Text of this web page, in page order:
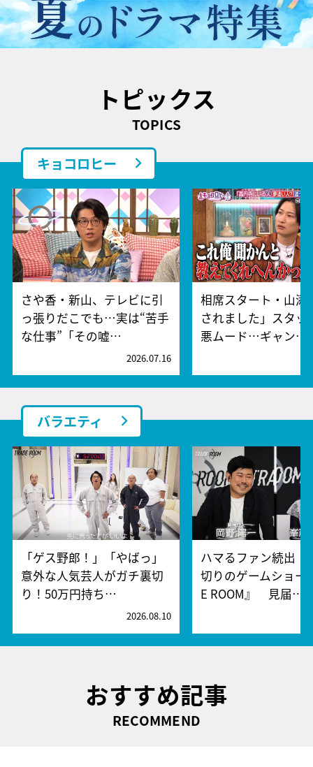
トピックス
TOPICS
キョコロヒー
さや香・新山、テレビに引
っ張りだこでも…実は“苦手
な仕事”「その嘘…
2026.07.16
相席スタート・山添
されました」スタッ
悪ムード…ギャン…
バラエティ
「ゲス野郎！」「やばっ」
意外な人気芸人がガチ裏切
り！50万円持ち…
2026.08.10
ハマるファン続出！
切りのゲームショー
E ROOM』 見届…
おすすめ記事
RECOMMEND